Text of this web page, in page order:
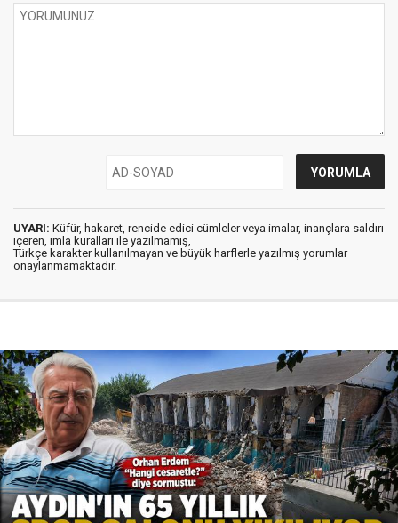
UYARI: Küfür, hakaret, rencide edici cümleler veya imalar, inançlara saldırı
içeren, imla kuralları ile yazılmamış,
Türkçe karakter kullanılmayan ve büyük harflerle yazılmış yorumlar
onaylanmamaktadır.